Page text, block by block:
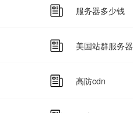
服务器多少钱
美国站群服务器
高防cdn